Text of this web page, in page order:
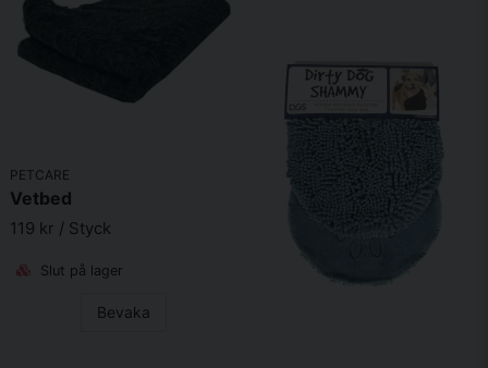
Ja, ni får publicera min fråga
PETCARE
Vetbed
119 kr / Styck
Slut på lager
Bevaka